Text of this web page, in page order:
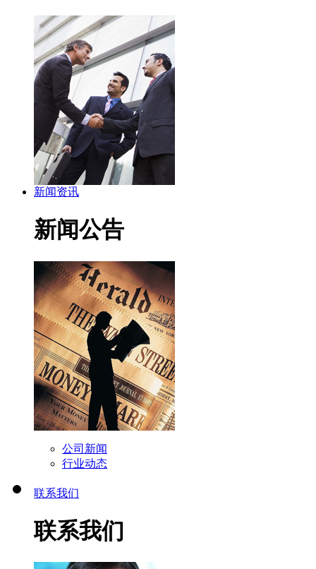
新闻资讯
新闻公告
公司新闻
行业动态
联系我们
联系我们